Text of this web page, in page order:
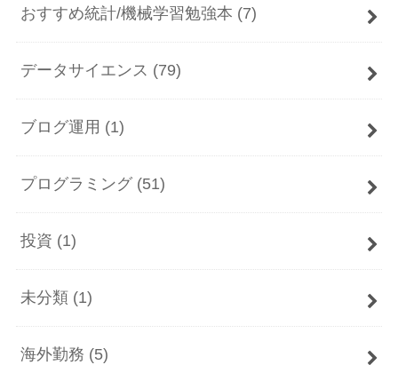
おすすめ統計/機械学習勉強本 (7)
データサイエンス (79)
ブログ運用 (1)
プログラミング (51)
投資 (1)
未分類 (1)
海外勤務 (5)